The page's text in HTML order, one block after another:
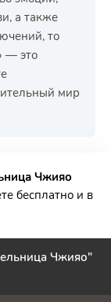
а также
то
— это
мир
Чжияо
бесплатно и в
Чжияо"